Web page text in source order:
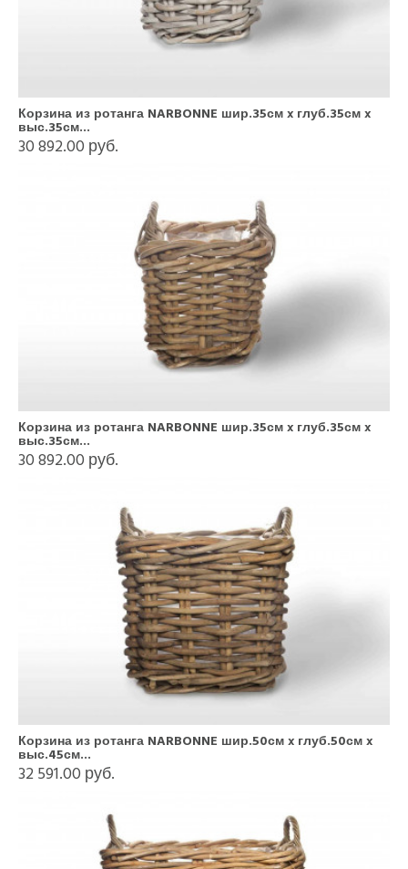
Корзина из ротанга NARBONNE шир.35см x глуб.35см x
выс.35см...
30 892.00 руб.
Корзина из ротанга NARBONNE шир.35см x глуб.35см x
выс.35см...
30 892.00 руб.
Корзина из ротанга NARBONNE шир.50см x глуб.50см x
выс.45см...
32 591.00 руб.